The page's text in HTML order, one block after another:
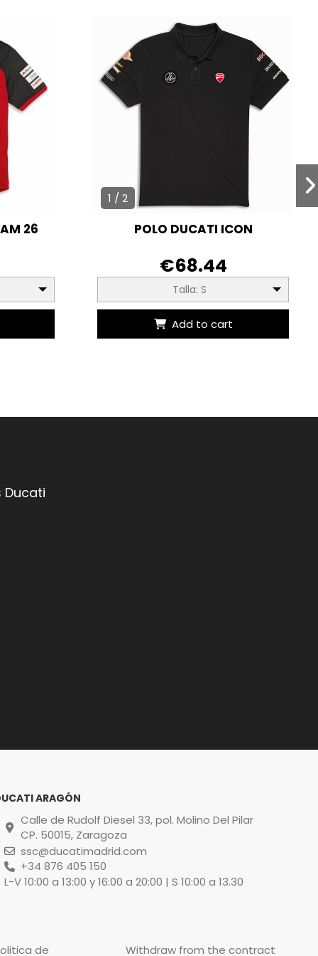
26
1 / 2
POLO DUCATI ICON
€68.44
Talla: S
Add to cart
ARAGÓN
Calle de Rudolf Diesel 33, pol. Molino Del Pilar
CP. 50015, Zaragoza
ssc@ducatimadrid.com
+34 876 405 150
L-V 10:00 a 13:00 y 16:00 a 20:00 | S 10:00 a 13.30
de Withdraw from the contract